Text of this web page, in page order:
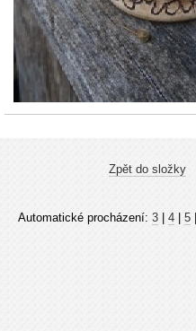
Zpět do složky
Automatické procházení: 3| 4| 5|